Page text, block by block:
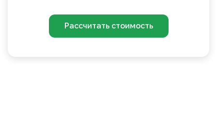
Рассчитать стоимость